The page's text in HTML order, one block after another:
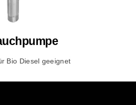
Bio Diesel geeignet